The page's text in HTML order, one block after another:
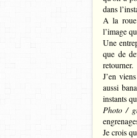
dans
A la roue
l’image
Une
que de
retourner.
J’en
aussi
instants
Photo /
Je crois